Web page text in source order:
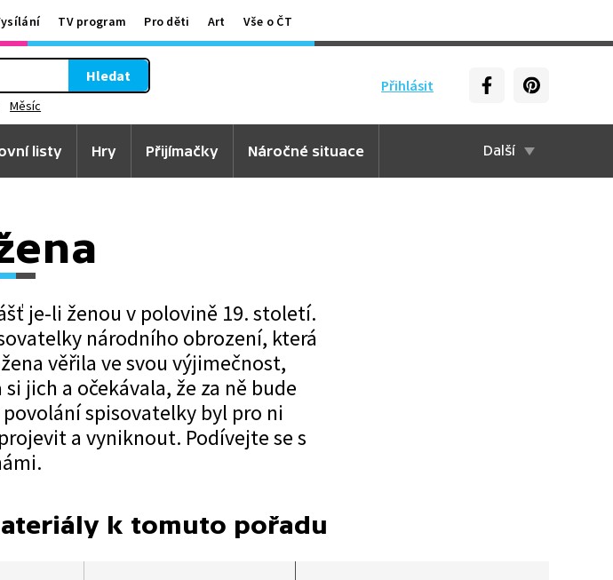
TV program Pro děti Art Vše o ČT
Přihlásit
Hledat
Měsíc
listy Hry Přijímačky Náročné situace Další
je-li ženou v polovině 19. století.
národního obrození, která
věřila ve svou výjimečnost,
jich a očekávala, že za ně bude
spisovatelky byl pro ni
a vyniknout. Podívejte se s
k tomuto pořadu